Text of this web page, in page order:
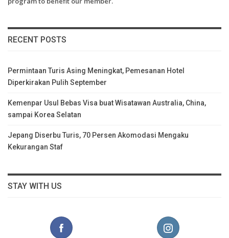
RECENT POSTS
Permintaan Turis Asing Meningkat, Pemesanan Hotel
Diperkirakan Pulih September
Kemenpar Usul Bebas Visa buat Wisatawan Australia, China,
sampai Korea Selatan
Jepang Diserbu Turis, 70 Persen Akomodasi Mengaku
Kekurangan Staf
STAY WITH US